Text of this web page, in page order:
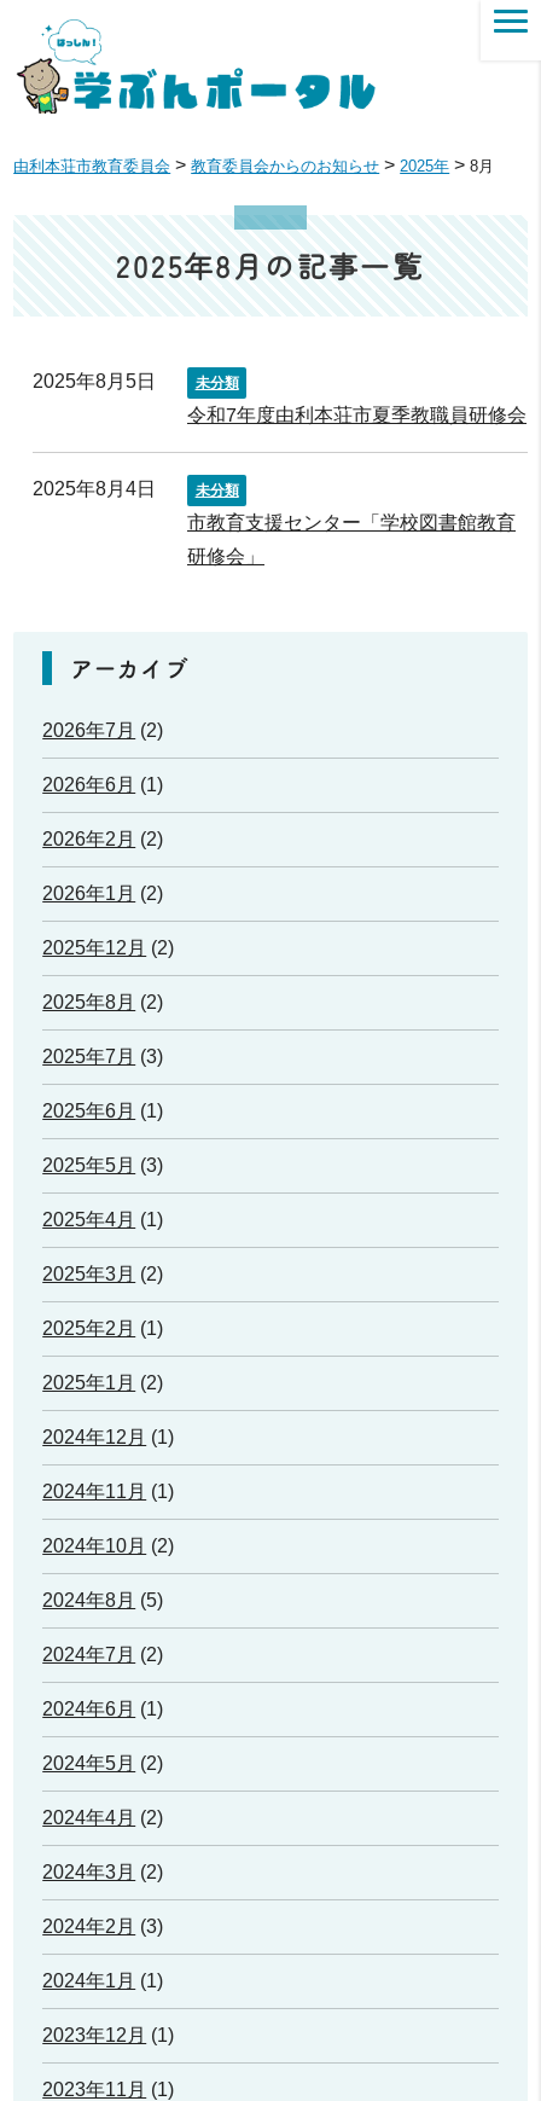
由利本荘市教育委員会 >教育委員会からのお知らせ > 2025年 >8月
2025年8月の記事一覧
2025年8月5日 未分類
令和7年度由利本荘市夏季教職員研修会
2025年8月4日 未分類
市教育支援センター「学校図書館教育
研修会」
アーカイブ
2026年7月 (2)
2026年6月 (1)
2026年2月 (2)
2026年1月 (2)
2025年12月 (2)
2025年8月 (2)
2025年7月 (3)
2025年6月 (1)
2025年5月 (3)
2025年4月 (1)
2025年3月 (2)
2025年2月 (1)
2025年1月 (2)
2024年12月 (1)
2024年11月 (1)
2024年10月 (2)
2024年8月 (5)
2024年7月 (2)
2024年6月 (1)
2024年5月 (2)
2024年4月 (2)
2024年3月 (2)
2024年2月 (3)
2024年1月 (1)
2023年12月 (1)
2023年11月 (1)